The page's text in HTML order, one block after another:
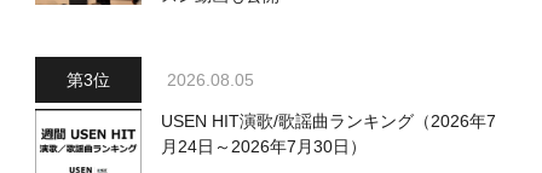
2026.08.05
USEN HIT演歌/歌謡曲ランキング（2026年7
月24日～2026年7月30日）